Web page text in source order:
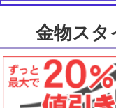
金物スタ